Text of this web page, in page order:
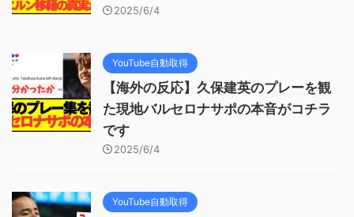
2025/6/4
YouTube自動取得
【海外の反応】久保建英のプレーを観
た現地バルセロナサポの本音がコチラ
です
2025/6/4
YouTube自動取得